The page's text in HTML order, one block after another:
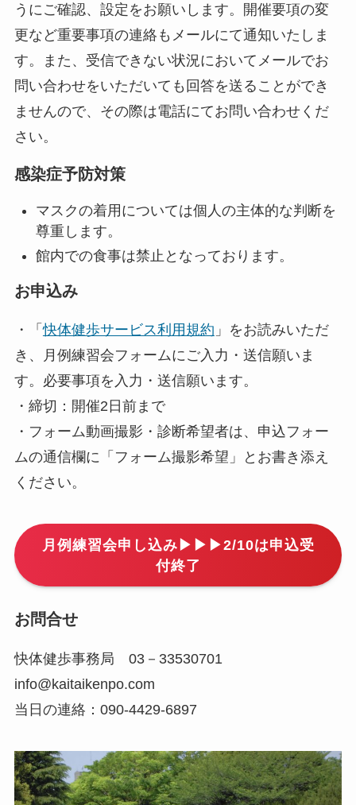
うにご確認、設定をお願いします。開催要項の変
更など重要事項の連絡もメールにて通知いたしま
す。また、受信できない状況においてメールでお
問い合わせをいただいても回答を送ることができ
ませんので、その際は電話にてお問い合わせくだ
さい。
感染症予防対策
マスクの着用については個人の主体的な判断を
尊重します。
館内での食事は禁止となっております。
お申込み
・「快体健歩サービス利用規約 」をお読みいただ
き、月例練習会フォームにご入力・送信願いま
す。必要事項を入力・送信願います。
・締切：開催2日前まで
・フォーム動画撮影・診断希望者は、申込フォー
ムの通信欄に「フォーム撮影希望」とお書き添え
ください。
月例練習会申し込み▶▶▶2/10は申込受
付終了
お問合せ
快体健歩事務局 03－33530701
info@kaitaikenpo.com
当日の連絡：090-4429-6897